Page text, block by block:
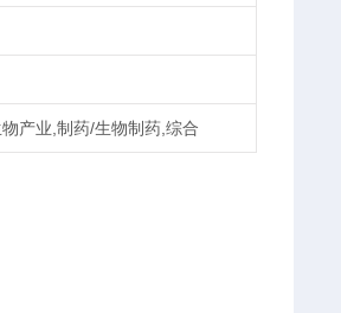
产业,制药/生物制药,综合